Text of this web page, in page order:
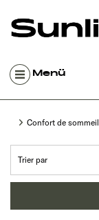
Menü
Confort de sommeil